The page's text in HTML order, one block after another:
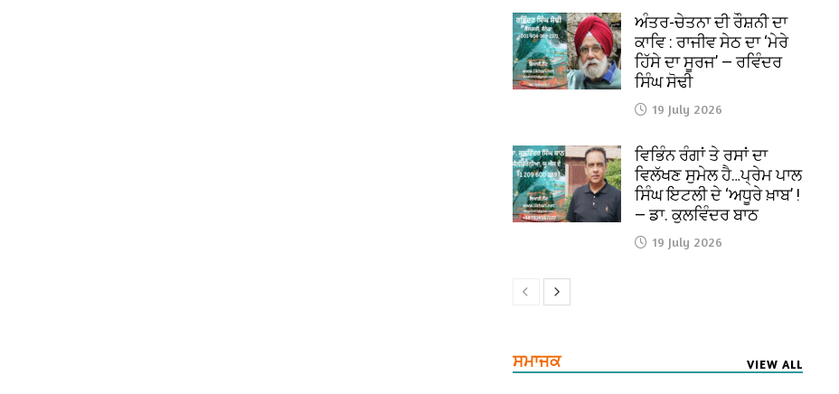
ਅੰਤਰ-ਚੇਤਨਾ ਦੀ ਰੌਸ਼ਨੀ ਦਾ
ਕਾਵਿ : ਰਾਜੀਵ ਸੇਠ ਦਾ ‘ਮੇਰੇ
ਹਿੱਸੇ ਦਾ ਸੂਰਜ’ — ਰਵਿੰਦਰ
ਸਿੰਘ ਸੋਢੀ
19 July 2026
ਵਿਭਿੰਨ ਰੰਗਾਂ ਤੇ ਰਸਾਂ ਦਾ
ਵਿਲੱਖਣ ਸੁਮੇਲ ਹੈ…ਪ੍ਰੇਮ ਪਾਲ
ਸਿੰਘ ਇਟਲੀ ਦੇ ‘ਅਧੂਰੇ ਖ਼ਾਬ’ !
— ਡਾ. ਕੁਲਵਿੰਦਰ ਬਾਠ
19 July 2026
ਸਮਾਜਕ VIEW ALL